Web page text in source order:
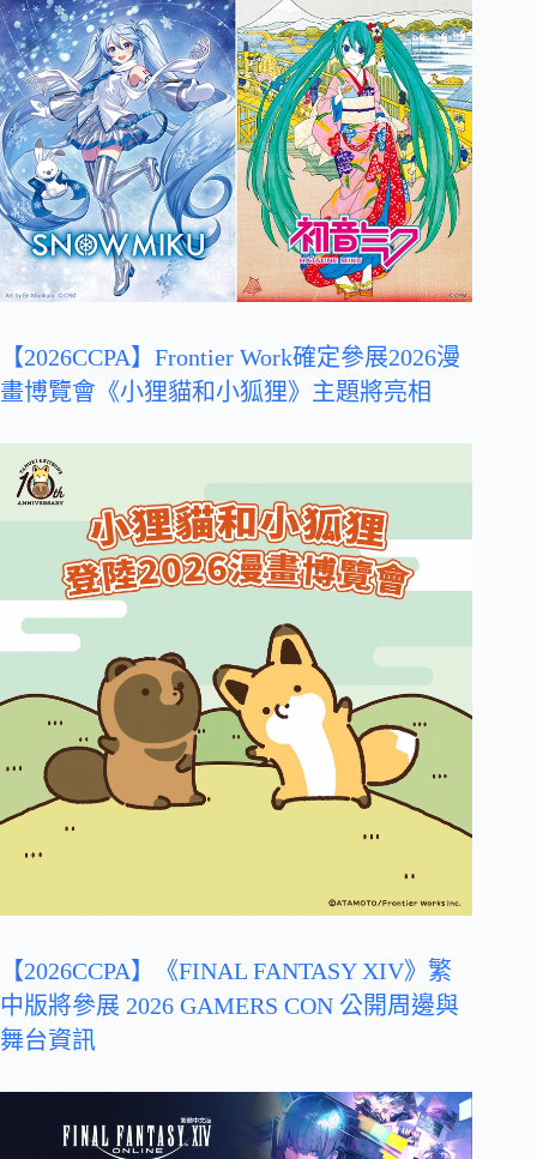
【2026CCPA】Frontier Work確定參展2026漫
畫博覽會《小狸貓和小狐狸》主題將亮相
【2026CCPA】《FINAL FANTASY XIV》繁
中版將參展 2026 GAMERS CON 公開周邊與
舞台資訊